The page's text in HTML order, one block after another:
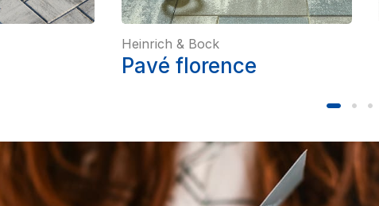
Heinrich & Bock
Pavé florence